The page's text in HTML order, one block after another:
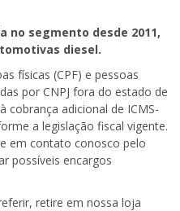
no segmento desde 2011,
diesel.
físicas (CPF) e pessoas
por CNPJ fora do estado de
cobrança adicional de ICMS-
a legislação fiscal vigente.
em contato conosco pelo
possíveis encargos
retire em nossa loja